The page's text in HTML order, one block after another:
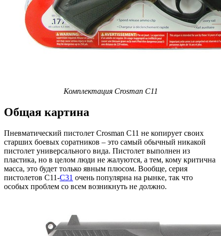
Комплектация Crosman C11
Общая картина
Пневматический пистолет Crosman C11 не копирует своих
старших боевых соратников – это самый обычный никакой
пистолет универсального вида. Пистолет выполнен из
пластика, но в целом люди не жалуются, а тем, кому критична
масса, это будет только явным плюсом. Вообще, серия
пистолетов C11-C31 очень популярна на рынке, так что
особых проблем со всем возникнуть не должно.